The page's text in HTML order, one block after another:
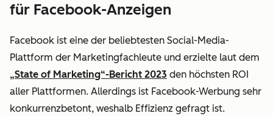
für Facebook-Anzeigen
Facebook ist eine der beliebtesten Social-Media-
Plattform der Marketingfachleute und erzielte laut dem
„State of Marketing“-Bericht 2023 den höchsten ROI
aller Plattformen. Allerdings ist Facebook-Werbung sehr
konkurrenzbetont, weshalb Effizienz gefragt ist.